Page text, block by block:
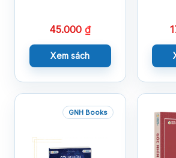
45.000₫
Xem sách
GNH Books